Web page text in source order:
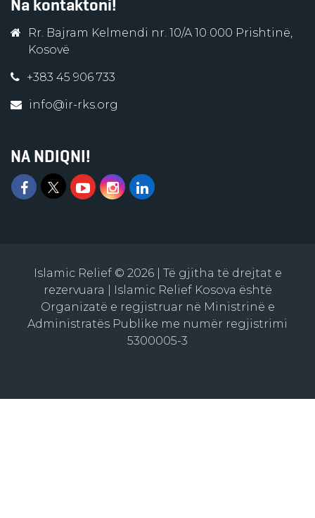
Na kontaktoni!
Rr. Bajram Kelmendi nr. 10/A 10 000 Prishtinë,
Kosovë
+383 45 906 733
info@ir-rks.org
NA NDIQNI!
Islamic Relief © 2026 | Të gjitha të drejtat e
rezervuara | Islamic Relief Kosova është
Organizatë e regjistruar në Ministrinë e
Administratës Publike me numër regjistrimi
5300005-3